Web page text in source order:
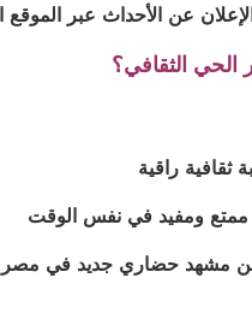
الإعلان عن الأحداث عبر
الحي الثقافي؟
ثقافية راقية
ومفيد في نفس الوقت
مشهد حضاري جديد في مصر